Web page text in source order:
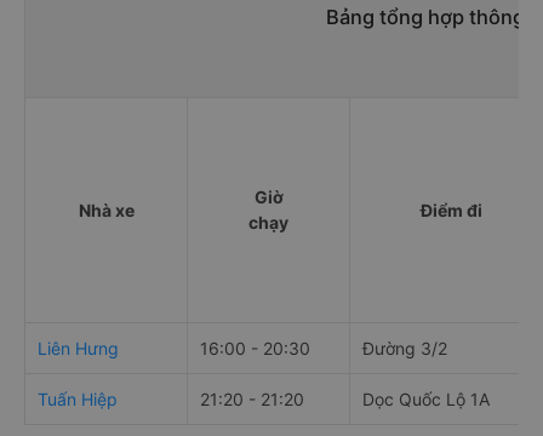
Bảng tổng hợp thông
Nhà xe
Giờ
chạy
Điểm đi
Liên Hưng 16:00 - 20:30 Đường 3/2
Tuấn Hiệp 21:20 - 21:20 Dọc Quốc Lộ 1A